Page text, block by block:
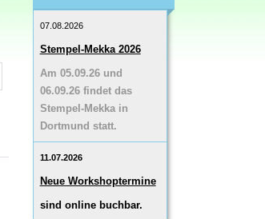
07.08.2026
Stempel-Mekka 2026
Am 05.09.26 und
06.09.26 findet das
Stempel-Mekka in
Dortmund statt.
11.07.2026
Neue Workshoptermine
sind online buchbar.